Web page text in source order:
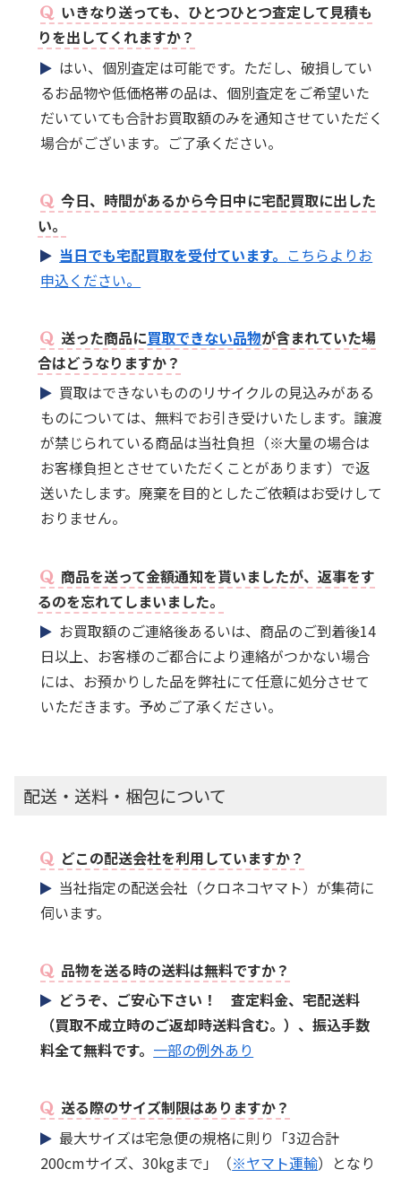
いきなり送っても、ひとつひとつ査定して見積も
りを出してくれますか？
はい、個別査定は可能です。ただし、破損してい
るお品物や低価格帯の品は、個別査定をご希望いた
だいていても合計お買取額のみを通知させていただく
場合がございます。ご了承ください。
今日、時間があるから今日中に宅配買取に出した
い。
当日でも宅配買取を受付ています。 こちらよりお
申込ください。
送った商品に買取できない品物が含まれていた場
合はどうなりますか？
買取はできないもののリサイクルの見込みがある
ものについては、無料でお引き受けいたします。譲渡
が禁じられている商品は当社負担（※大量の場合は
お客様負担とさせていただくことがあります）で返
送いたします。廃棄を目的としたご依頼はお受けして
おりません。
商品を送って金額通知を貰いましたが、返事をす
るのを忘れてしまいました。
お買取額のご連絡後あるいは、商品のご到着後14
日以上、お客様のご都合により連絡がつかない場合
には、お預かりした品を弊社にて任意に処分させて
いただきます。予めご了承ください。
配送・送料・梱包について
どこの配送会社を利用していますか？
当社指定の配送会社（クロネコヤマト）が集荷に
伺います。
品物を送る時の送料は無料ですか？
どうぞ、ご安心下さい！ 査定料金、宅配送料
（買取不成立時のご返却時送料含む。）、振込手数
料全て無料です。 一部の例外あり
送る際のサイズ制限はありますか？
最大サイズは宅急便の規格に則り「3辺合計
200cmサイズ、30kgまで」（※ヤマト運輸）となり